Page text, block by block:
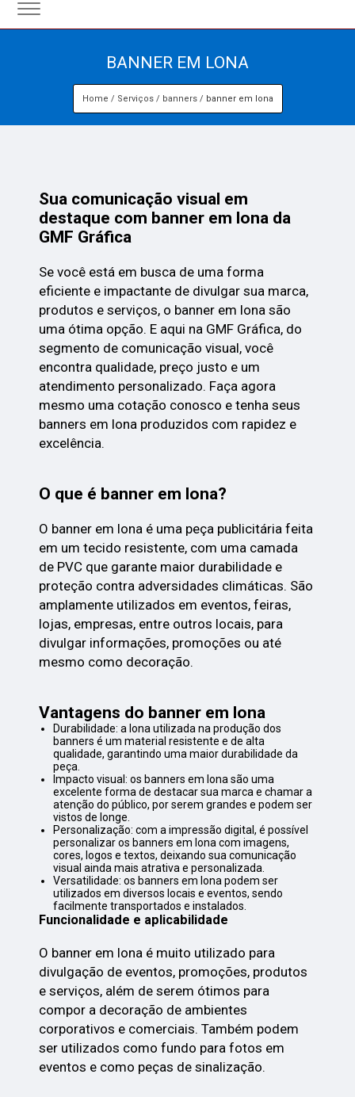
BANNER EM LONA
Home Serviços banners banner em lona
Sua comunicação visual em
destaque com banner em lona da
GMF Gráfica
Se você está em busca de uma forma
eficiente e impactante de divulgar sua marca,
produtos e serviços, o banner em lona são
uma ótima opção. E aqui na GMF Gráfica, do
segmento de comunicação visual, você
encontra qualidade, preço justo e um
atendimento personalizado. Faça agora
mesmo uma cotação conosco e tenha seus
banners em lona produzidos com rapidez e
excelência.
O que é banner em lona?
O banner em lona é uma peça publicitária feita
em um tecido resistente, com uma camada
de PVC que garante maior durabilidade e
proteção contra adversidades climáticas. São
amplamente utilizados em eventos, feiras,
lojas, empresas, entre outros locais, para
divulgar informações, promoções ou até
mesmo como decoração.
Vantagens do banner em lona
Durabilidade: a lona utilizada na produção dos
banners é um material resistente e de alta
qualidade, garantindo uma maior durabilidade da
peça.
Impacto visual: os banners em lona são uma
excelente forma de destacar sua marca e chamar a
atenção do público, por serem grandes e podem ser
vistos de longe.
Personalização: com a impressão digital, é possível
personalizar os banners em lona com imagens,
cores, logos e textos, deixando sua comunicação
visual ainda mais atrativa e personalizada.
Versatilidade: os banners em lona podem ser
utilizados em diversos locais e eventos, sendo
facilmente transportados e instalados.
Funcionalidade e aplicabilidade
O banner em lona é muito utilizado para
divulgação de eventos, promoções, produtos
e serviços, além de serem ótimos para
compor a decoração de ambientes
corporativos e comerciais. Também podem
ser utilizados como fundo para fotos em
eventos e como peças de sinalização.